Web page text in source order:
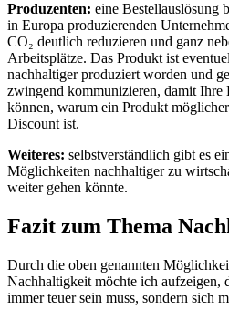
Produzenten: eine Bestellauslösung
in Europa produzierenden
CO₂ deutlich reduzieren und ganz
Arbeitsplätze. Das Produkt ist
nachhaltiger produziert worden und
zwingend kommunizieren, damit
können, warum ein Produkt
Discount ist.
Weiteres: selbstverständlich gibt es
Möglichkeiten nachhaltiger zu
weiter gehen könnte.
Fazit zum Thema
Durch die oben genannten
Nachhaltigkeit möchte ich aufzeigen,
immer teuer sein muss, sondern sich